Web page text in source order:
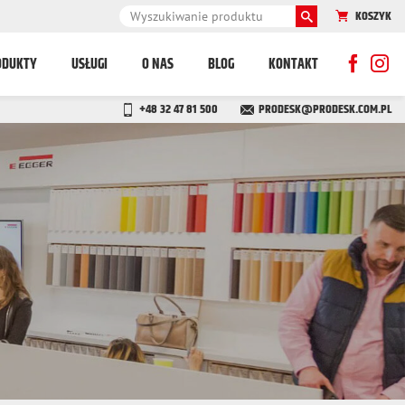
KOSZYK
USŁUGI O NAS BLOG KONTAKT
+48 32 47 81 500 PRODESK@PRODESK.COM.PL